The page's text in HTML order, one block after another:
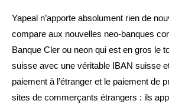
Yapeal n’apporte absolument rien de
compare aux nouvelles neo-banques
Banque Cler ou neon qui est en gros le
suisse avec une véritable IBAN suisse
paiement à l’étranger et le paiement de
sites de commerçants étrangers : ils